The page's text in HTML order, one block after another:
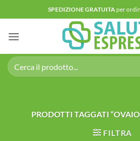
ai
contenuti
SPEDIZIONE GRATUITAper
Cerca:
PRODOTTI TAGGATI
FILTRA